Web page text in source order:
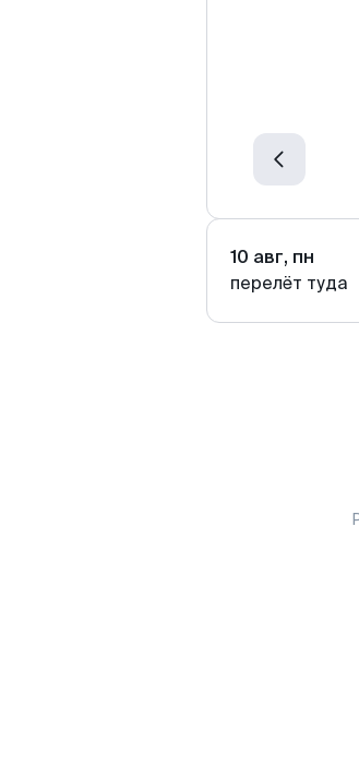
10 авг, пн
перелёт туда